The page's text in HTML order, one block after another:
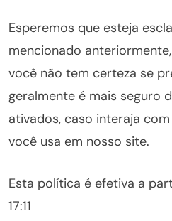
Esperemos que esteja
mencionado
você não tem certeza se
geralmente é mais seguro
ativados, caso interaja
você usa em nosso site.
Esta política é efetiva a
17:11